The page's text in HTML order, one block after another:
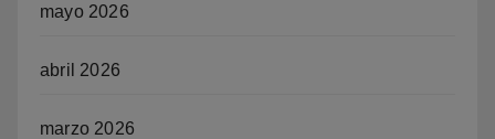
mayo 2026
abril 2026
marzo 2026